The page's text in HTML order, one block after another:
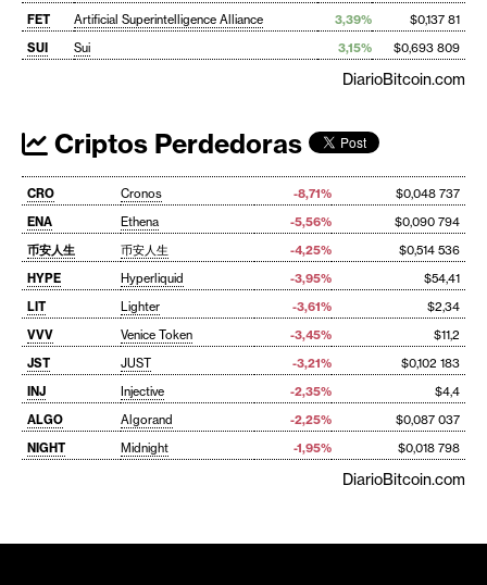
FET
Artificial Superintelligence Alliance 3,39%
$0,137 81
SUI
Sui 3,15% $0,693 809
DiarioBitcoin.com
Criptos Perdedoras
CRO Cronos -8,71%
$0,048 737
ENA
Ethena -5,56%
$0,090 794
币安人生
币安人生 -4,25%
$0,514 536
HYPE
Hyperliquid -3,95%
$54,41
LIT
Lighter -3,61%
$2,34
VVV
Venice Token -3,45%
$11,2
JST
JUST -3,21%
$0,102 183
INJ
Injective -2,35%
$4,4
ALGO
Algorand -2,25%
$0,087 037
NIGHT
Midnight -1,95% $0,018 798
DiarioBitcoin.com